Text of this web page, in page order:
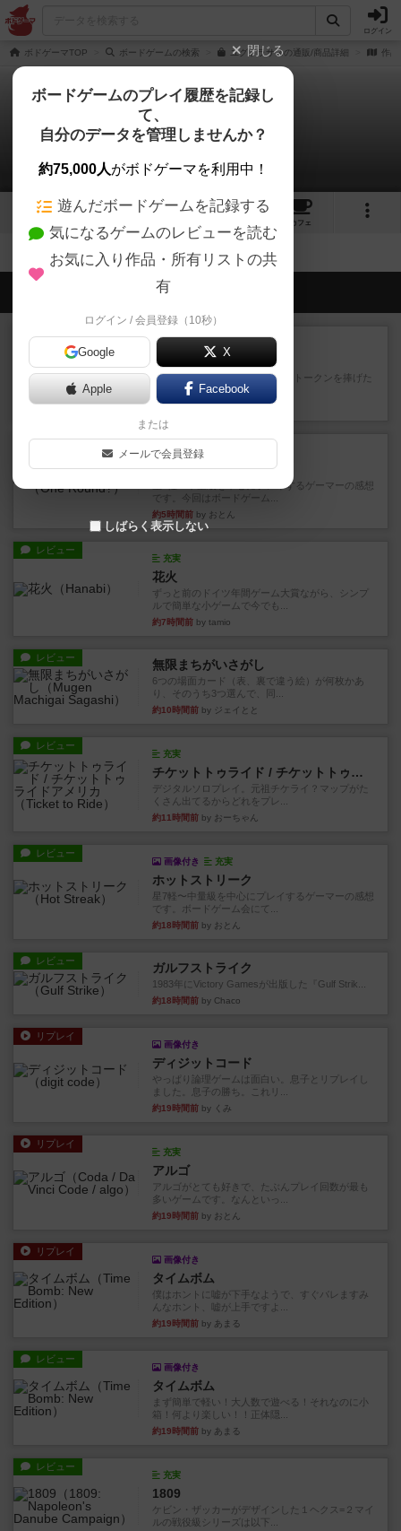
ログイン
ボドゲーマTOP ボードゲームの検索 ユグドラサスの通販/商品詳細 作品
ユグドラサス
拡張/関連作品 0件
18 10
カフェ
会員の新しい投稿
レビュー
宵と暁の呪文書
4/5点呪文を修得したり使い魔にトークンを捧げた
りして得点を増やしてい...
約1時間前by ワタル
レビュー
画像付き
ワンラウンド
星5軽〜中量級を中心にプレイするゲーマーの感想
です。今回はボードゲーム...
約5時間前 by おとん
レビュー
充実
花火
ずっと前のドイツ年間ゲーム大賞ながら、シンプ
ルで簡単な小ゲームで今でも...
約7時間前 by tamio
レビュー 無限まちがいさがし
6つの場面カード（表、裏で違う絵）が何枚かあ
り、そのうち3つ選んで、同...
約10時間前 by ジェイとと
レビュー
充実
チケットトゥライド / チケットトゥライドアメリカ
デジタルソロプレイ。元祖チケライ？マップがた
くさん出てるからどれをプレ...
約11時間前 by おーちゃん
レビュー
画像付き 充実
ホットストリーク
星7軽〜中量級を中心にプレイするゲーマーの感想
です。ボードゲーム会にて...
約18時間前 by おとん
レビュー ガルフストライク
1983年にVictory Gamesが出版した『Gulf Strik...
約18時間前 by Chaco
リプレイ
画像付き
ディジットコード
やっぱり論理ゲームは面白い。息子とリプレイし
ました。息子の勝ち。これリ...
約19時間前 by くみ
リプレイ
充実
アルゴ
アルゴがとても好きで、たぶんプレイ回数が最も
多いゲームです。なんといっ...
約19時間前 by おとん
リプレイ
画像付き
タイムボム
僕はホントに嘘が下手なようで、すぐバレますみ
んなホント、嘘が上手ですよ...
約19時間前 by あまる
レビュー
画像付き
タイムボム
まず簡単で軽い！大人数で遊べる！それなのに小
箱！何より楽しい！！正体隠...
約19時間前 by あまる
レビュー
充実
1809
ケビン・ザッカーがデザインした１ヘクス=２マイ
ルの戦役級シリーズは以下...
閉じる
ボードゲームのプレイ履歴を記録し
て、
自分のデータを管理しませんか？
約75,000人がボドゲーマを利用中！
遊んだボードゲームを記録する
気になるゲームのレビューを読む
お気に入り作品・所有リストの共
有
ログイン / 会員登録（10秒）
Google X
Apple Facebook
または
メールで会員登録
しばらく表示しない